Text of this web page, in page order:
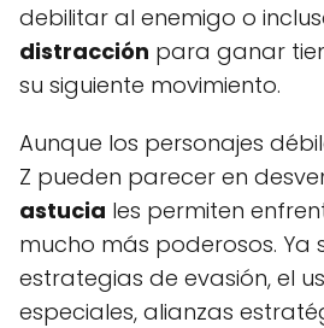
debilitar al enemigo o
distracción para ganar
su siguiente movimiento.
Aunque los personajes
Z pueden parecer en
astucia les permiten
mucho más poderosos. Ya
estrategias de evasión, el
especiales, alianzas